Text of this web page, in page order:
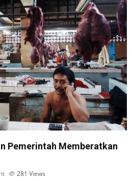
Pemerintah Memberatkan
281 Views